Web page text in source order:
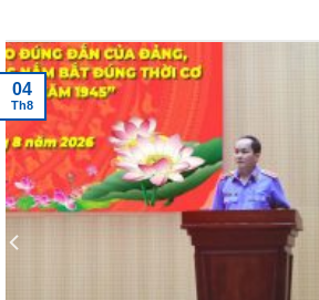
04
Th8